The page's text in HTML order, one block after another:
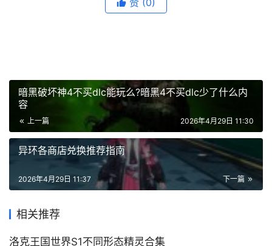
赞 (0)
暗黑破坏神4不买dlc能玩么?暗黑4不买dlc少了什么内
容
上一篇 2026年4月29日 11:30
异环各商店兑换推荐指南
下一篇
2026年4月29日 11:37
相关推荐
洛克王国世界S1不同形态精灵合集